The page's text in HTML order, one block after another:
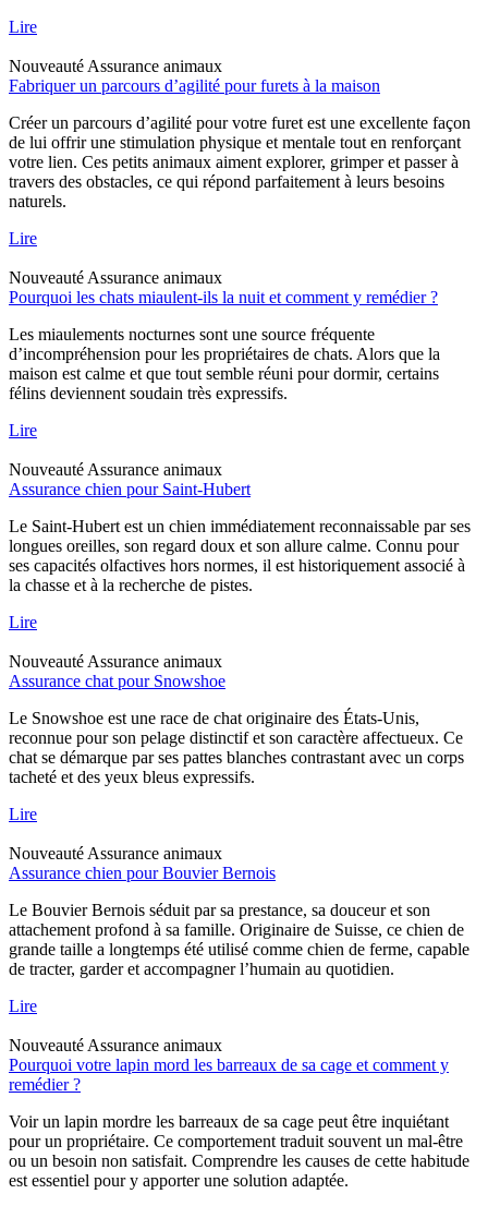
Lire
Nouveauté Assurance animaux
Fabriquer un parcours d’agilité pour furets à la maison
Créer un parcours d’agilité pour votre furet est une excellente façon
de lui offrir une stimulation physique et mentale tout en renforçant
votre lien. Ces petits animaux aiment explorer, grimper et passer à
travers des obstacles, ce qui répond parfaitement à leurs besoins
naturels.
Lire
Nouveauté Assurance animaux
Pourquoi les chats miaulent-ils la nuit et comment y remédier ?
Les miaulements nocturnes sont une source fréquente
d’incompréhension pour les propriétaires de chats. Alors que la
maison est calme et que tout semble réuni pour dormir, certains
félins deviennent soudain très expressifs.
Lire
Nouveauté Assurance animaux
Assurance chien pour Saint-Hubert
Le Saint-Hubert est un chien immédiatement reconnaissable par ses
longues oreilles, son regard doux et son allure calme. Connu pour
ses capacités olfactives hors normes, il est historiquement associé à
la chasse et à la recherche de pistes.
Lire
Nouveauté Assurance animaux
Assurance chat pour Snowshoe
Le Snowshoe est une race de chat originaire des États-Unis,
reconnue pour son pelage distinctif et son caractère affectueux. Ce
chat se démarque par ses pattes blanches contrastant avec un corps
tacheté et des yeux bleus expressifs.
Lire
Nouveauté Assurance animaux
Assurance chien pour Bouvier Bernois
Le Bouvier Bernois séduit par sa prestance, sa douceur et son
attachement profond à sa famille. Originaire de Suisse, ce chien de
grande taille a longtemps été utilisé comme chien de ferme, capable
de tracter, garder et accompagner l’humain au quotidien.
Lire
Nouveauté Assurance animaux
Pourquoi votre lapin mord les barreaux de sa cage et comment y
remédier ?
Voir un lapin mordre les barreaux de sa cage peut être inquiétant
pour un propriétaire. Ce comportement traduit souvent un mal-être
ou un besoin non satisfait. Comprendre les causes de cette habitude
est essentiel pour y apporter une solution adaptée.